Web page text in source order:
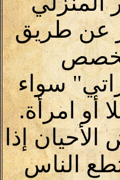
عن طريق
سواء
أو امرأة.
إذا
الناس